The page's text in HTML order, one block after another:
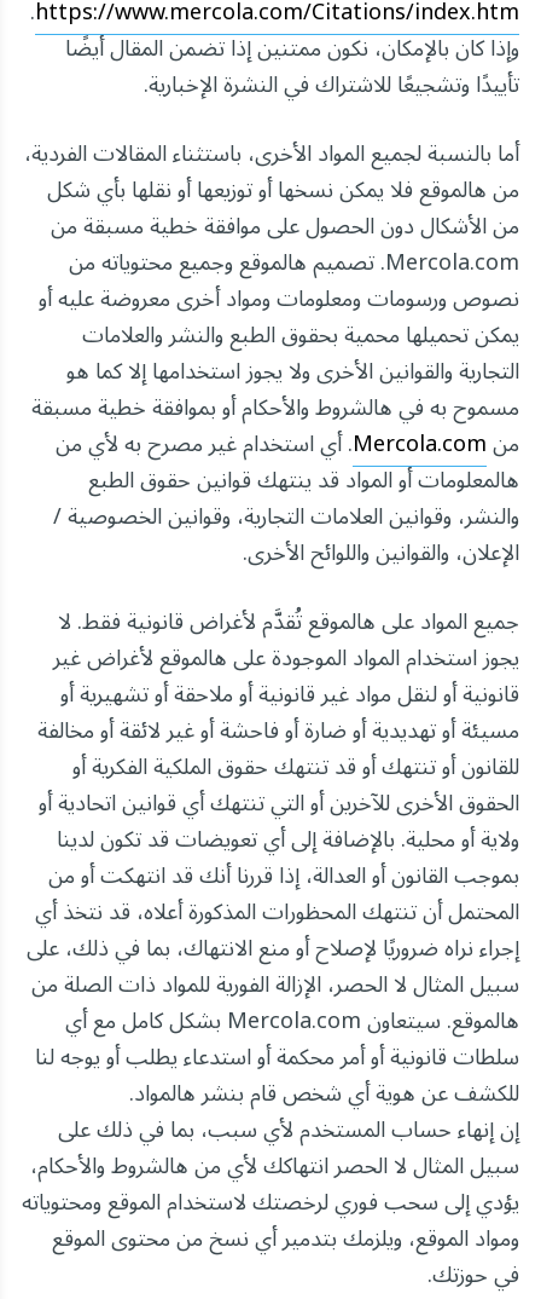
https://www.mercola.com/Citations/index.htm
.
وإذا كان بالإمكان، نكون ممتنين إذا تضمن المقال أيضًا
تأييدًا وتشجيعًا للاشتراك في النشرة الإخبارية.
أما بالنسبة لجميع المواد الأخرى، باستثناء المقالات الفردية،
من هالموقع فلا يمكن نسخها أو توزيعها أو نقلها بأي شكل
من الأشكال دون الحصول على موافقة خطية مسبقة من
Mercola.com. تصميم هالموقع وجميع محتوياته من
نصوص ورسومات ومعلومات ومواد أخرى معروضة عليه أو
يمكن تحميلها محمية بحقوق الطبع والنشر والعلامات
التجارية والقوانين الأخرى ولا يجوز استخدامها إلا كما هو
مسموح به في هالشروط والأحكام أو بموافقة خطية مسبقة
منMercola.com. أي استخدام غير مصرح به لأي من
هالمعلومات أو المواد قد ينتهك قوانين حقوق الطبع
والنشر، وقوانين العلامات التجارية، وقوانين الخصوصية /
الإعلان، والقوانين واللوائح الأخرى.
جميع المواد على هالموقع تُقدَّم لأغراض قانونية فقط. لا
يجوز استخدام المواد الموجودة على هالموقع لأغراض غير
قانونية أو لنقل مواد غير قانونية أو ملاحقة أو تشهيرية أو
مسيئة أو تهديدية أو ضارة أو فاحشة أو غير لائقة أو مخالفة
للقانون أو تنتهك أو قد تنتهك حقوق الملكية الفكرية أو
الحقوق الأخرى للآخرين أو التي تنتهك أي قوانين اتحادية أو
ولاية أو محلية. بالإضافة إلى أي تعويضات قد تكون لدينا
بموجب القانون أو العدالة، إذا قررنا أنك قد انتهكت أو من
المحتمل أن تنتهك المحظورات المذكورة أعلاه، قد نتخذ أي
إجراء نراه ضروريًا لإصلاح أو منع الانتهاك، بما في ذلك، على
سبيل المثال لا الحصر، الإزالة الفورية للمواد ذات الصلة من
هالموقع. سيتعاون Mercola.com بشكل كامل مع أي
سلطات قانونية أو أمر محكمة أو استدعاء يطلب أو يوجه لنا
للكشف عن هوية أي شخص قام بنشر هالمواد.
إن إنهاء حساب المستخدم لأي سبب، بما في ذلك على
سبيل المثال لا الحصر انتهاكك لأي من هالشروط والأحكام،
يؤدي إلى سحب فوري لرخصتك لاستخدام الموقع ومحتوياته
ومواد الموقع، ويلزمك بتدمير أي نسخ من محتوى الموقع
في حوزتك.